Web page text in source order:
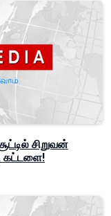
சிறுவன்
கட்டளை!